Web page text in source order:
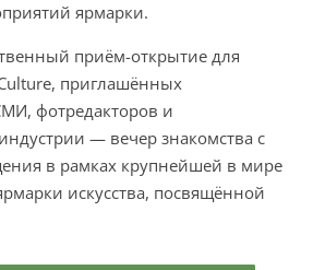
ярмарки.
приём-открытие для
приглашённых
фотредакторов и
— вечер знакомства с
в рамках крупнейшей в мире
искусства, посвящённой